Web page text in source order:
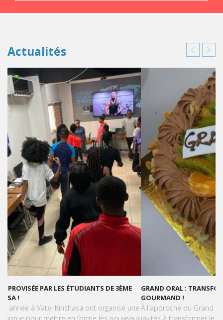
Actualités
GRAND ORAL : TRANSFORMONS LE STRESS EN SUCCÈS
GOURMAND !
À l'approche du Grand Oral, les étudiants de Vatel Kinshasa sont